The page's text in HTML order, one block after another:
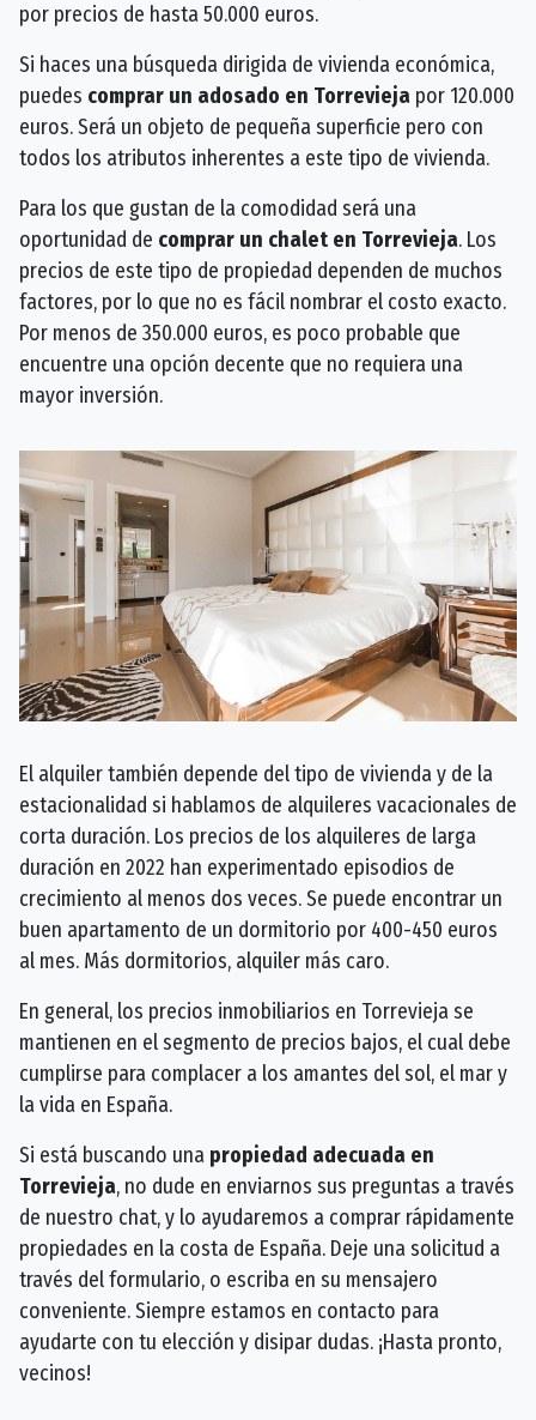
por precios de hasta 50.000 euros.
Si haces una búsqueda dirigida de vivienda económica,
puedes comprar un adosado en Torrevieja por 120.000
euros. Será un objeto de pequeña superficie pero con
todos los atributos inherentes a este tipo de vivienda.
Para los que gustan de la comodidad será una
oportunidad de comprar un chalet en Torrevieja. Los
precios de este tipo de propiedad dependen de muchos
factores, por lo que no es fácil nombrar el costo exacto.
Por menos de 350.000 euros, es poco probable que
encuentre una opción decente que no requiera una
mayor inversión.
El alquiler también depende del tipo de vivienda y de la
estacionalidad si hablamos de alquileres vacacionales de
corta duración. Los precios de los alquileres de larga
duración en 2022 han experimentado episodios de
crecimiento al menos dos veces. Se puede encontrar un
buen apartamento de un dormitorio por 400-450 euros
al mes. Más dormitorios, alquiler más caro.
En general, los precios inmobiliarios en Torrevieja se
mantienen en el segmento de precios bajos, el cual debe
cumplirse para complacer a los amantes del sol, el mar y
la vida en España.
Si está buscando una propiedad adecuada en
Torrevieja, no dude en enviarnos sus preguntas a través
de nuestro chat, y lo ayudaremos a comprar rápidamente
propiedades en la costa de España. Deje una solicitud a
través del formulario, o escriba en su mensajero
conveniente. Siempre estamos en contacto para
ayudarte con tu elección y disipar dudas. ¡Hasta pronto,
vecinos!